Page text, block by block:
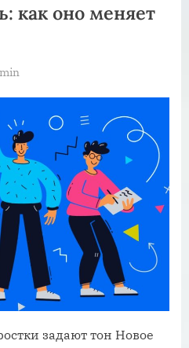
как оно меняет
задают тон Новое